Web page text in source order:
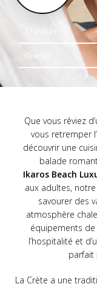
Que vous rêviez
vous retremper
découvrir une
balade
Ikaros Beach
aux adultes,
savourer des
atmosphère
équipements de
l’hospitalité et
parfait
La Crète a une